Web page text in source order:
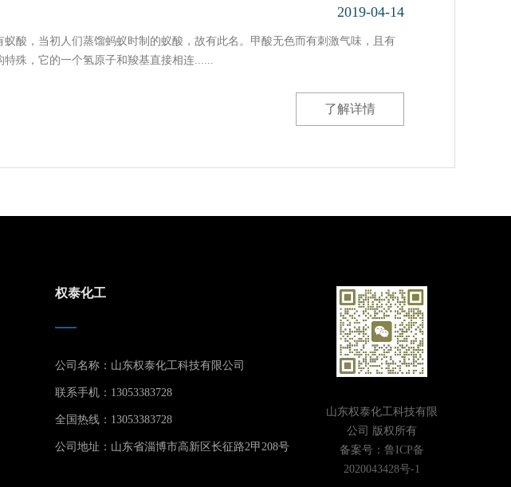
2019-04-14
酸，当初人们蒸馏蚂蚁时制的蚁酸，故有此名。甲酸无色而有刺激气味，且有
殊，它的一个氢原子和羧基直接相连......
了解详情
权泰化工
公司名称：山东权泰化工科技有限公司
联系手机：13053383728
全国热线：13053383728
公司地址：山东省淄博市高新区长征路2甲208号
山东权泰化工科技有限
公司 版权所有
备案号： 鲁ICP备
2020043428号-1